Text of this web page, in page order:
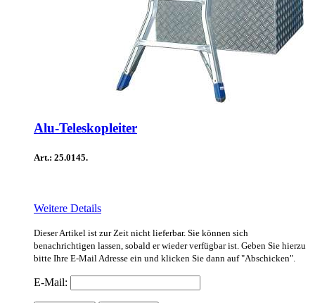
Alu-Teleskopleiter
Art.: 25.0145.
Weitere Details
Dieser Artikel ist zur Zeit nicht lieferbar. Sie können sich
benachrichtigen lassen, sobald er wieder verfügbar ist. Geben Sie hierzu
bitte Ihre E-Mail Adresse ein und klicken Sie dann auf "Abschicken".
E-Mail: